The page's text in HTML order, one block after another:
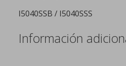
I5040SSB / I5040SSS
Información